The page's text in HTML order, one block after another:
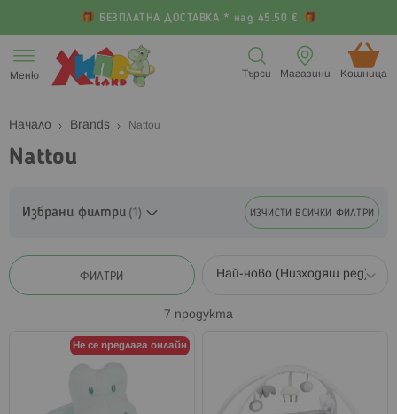
БЕЗПЛАТНА ДОСТАВКА * над 45.50 €
към
съдържанието
Меню Кошница (
Магазини
Търси
Начало Brands Nattou
Nattou
ФИЛТРИ
7 продукта
Не се предлага онлайн
Избрани филтри ИЗЧИСТИ ВСИЧКИ ФИЛТРИ